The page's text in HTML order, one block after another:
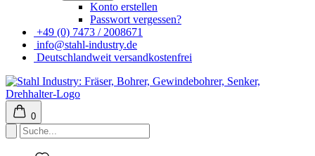
Konto erstellen
Passwort vergessen?
+49 (0) 7473 / 2008671
info@stahl-industry.de
Deutschlandweit versandkostenfrei
0